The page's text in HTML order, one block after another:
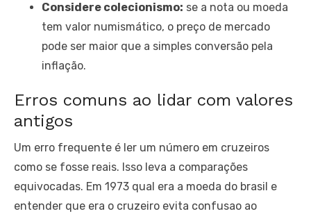
Considere colecionismo: se a nota ou moeda
tem valor numismático, o preço de mercado
pode ser maior que a simples conversão pela
inflação.
Erros comuns ao lidar com valores
antigos
Um erro frequente é ler um número em cruzeiros
como se fosse reais. Isso leva a comparações
equivocadas. Em 1973 qual era a moeda do brasil e
entender que era o cruzeiro evita confusao ao